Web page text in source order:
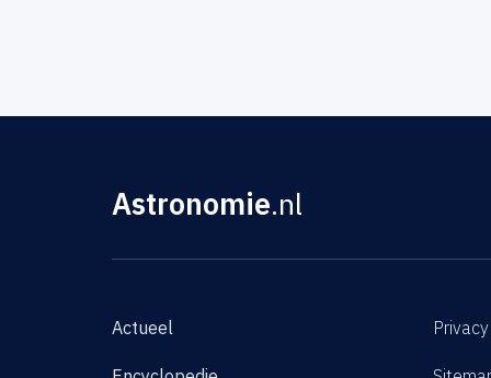
Astronomie.nl
Actueel